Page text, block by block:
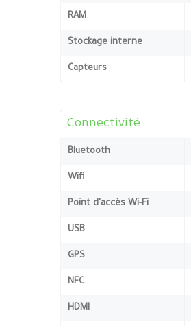
RAM
Stockage interne
Capteurs
Connectivité
Bluetooth
Wifi
Point d'accès Wi-Fi
USB
GPS
NFC
HDMI